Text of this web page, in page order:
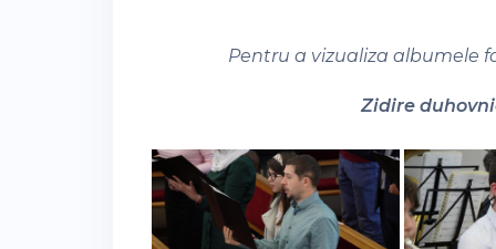
Pentru a vizualiza albumele
Zidire